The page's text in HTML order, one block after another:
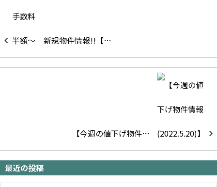
新規物件情報!!【…
【今週の値下げ物件…
最近の投稿